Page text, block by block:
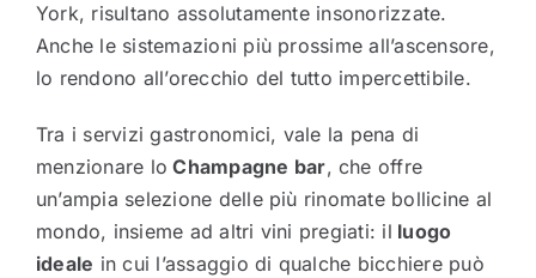
York, risultano assolutamente insonorizzate.
Anche le sistemazioni più prossime all’ascensore,
lo rendono all’orecchio del tutto impercettibile.
Tra i servizi gastronomici, vale la pena di
menzionare lo Champagne bar, che offre
un’ampia selezione delle più rinomate bollicine al
mondo, insieme ad altri vini pregiati: il luogo
ideale in cui l’assaggio di qualche bicchiere può